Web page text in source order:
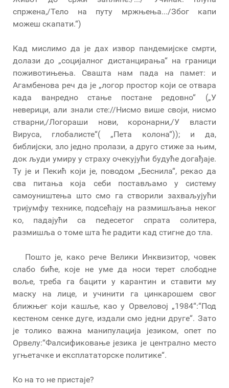
спржена,/Тело на путу мржњења.../Због капи
можеш скапати.“)
Кад мислимо да је дах извор пандемијске смрти,
долази до „социјалног дистанцирања“ на граници
поживотињења. Свашта нам пада на памет: и
Агамбенова реч да је „логор простор који се отвара
када ванредно стање постане редовно“ („У
неверици, али знали сте://Нисмо више своји, нисмо
стварни,/Логораши нови, коронарни,/У власти
Вируса, глобалисте“( „Пета колона“)); и да,
библијски, зло једно пролази, а друго стиже за њим,
док људи умиру у страху очекујући будуће догађаје.
Ту је и Пекић који је, поводом „Беснила“, рекао да
сва питања која себи постављамо у систему
самоуништења што смо га створили захваљујући
тријумфу технике, подсећају на размишљања неког
ко, падајући са педесетог спрата солитера,
размишља о томе шта ће радити кад стигне до тла.
Пошто је, како рече Велики Инквизитор, човек
слабо биће, које не уме да носи терет слободне
воље, треба га бацити у карантин и ставити му
маску на лице, и учинити га цинкарошем свог
ближњег који кашље, као у Орвеловој „1984“:“Под
кестеном сенке дуге, издали смо једни друге“. Зато
је толико важна манипулација језиком, опет по
Орвелу:“Фалсификовање језика је централно место
угњетачке и експлататорске политике“.
Ко на то не пристаје?